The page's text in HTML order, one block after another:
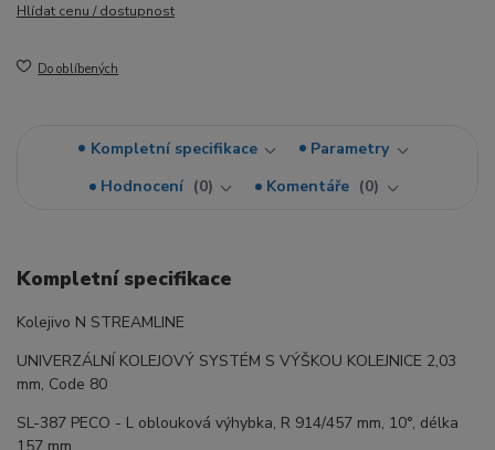
Hlídat cenu / dostupnost
Do oblíbených
Kompletní specifikace
Parametry
Hodnocení
0 Komentáře 0
Kompletní specifikace
Kolejivo N STREAMLINE
UNIVERZÁLNÍ KOLEJOVÝ SYSTÉM S VÝŠKOU KOLEJNICE 2,03
mm, Code 80
SL-387 PECO - L oblouková výhybka, R 914/457 mm, 10°, délka
157 mm